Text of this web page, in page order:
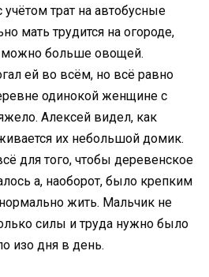
трат на автобусные
мать трудится на огороде,
можно больше овощей.
ей во всём, но всё равно
одинокой женщине с
Алексей видел, как
их небольшой домик.
для того, чтобы деревенское
а, наоборот, было крепким
жить. Мальчик не
силы и труда нужно было
изо дня в день.